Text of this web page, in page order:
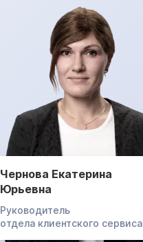
Чернова Екатерина
Юрьевна
Руководитель
отдела клиентского сервиса